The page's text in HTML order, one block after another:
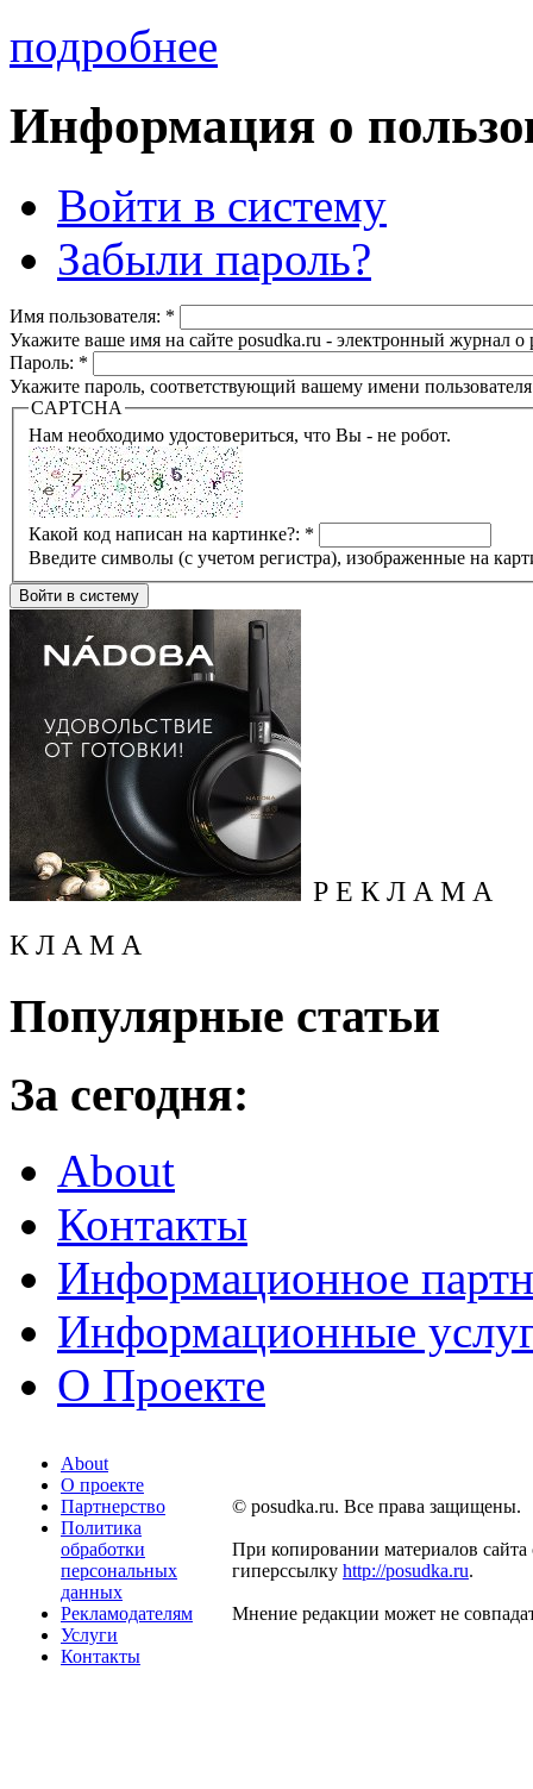
подробнее
Информация о
Войти в систему
Забыли пароль?
Имя пользователя: *
Укажите ваше имя на сайте posudka.ru - электронный журнал
Пароль: *
Укажите пароль, соответствующий вашему имени
CAPTCHA
Нам необходимо удостовериться, что Вы - не робот.
Какой код написан на картинке?: *
Введите символы (с учетом регистра), изображенные на
Р Е К Л А М А
К Л А М А
Популярные статьи
За сегодня:
About
Контакты
Информационное
Информационные
О Проекте
About
О проекте
Партнерство
Политика
обработки
персональных
данных
Рекламодателям
Услуги
Контакты
© posudka.ru. Все права защищены.
При копировании материалов сайта
гиперссылку http://posudka.ru.
Мнение редакции может не